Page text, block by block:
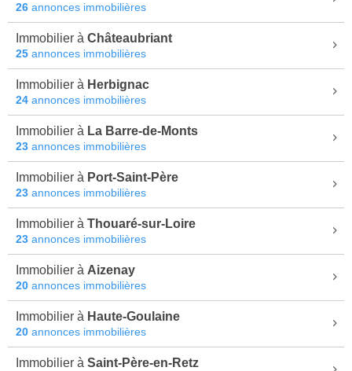
26 annonces immobilières
Immobilier à Châteaubriant
25 annonces immobilières
Immobilier à Herbignac
24 annonces immobilières
Immobilier à La Barre-de-Monts
23 annonces immobilières
Immobilier à Port-Saint-Père
23 annonces immobilières
Immobilier à Thouaré-sur-Loire
23 annonces immobilières
Immobilier à Aizenay
20 annonces immobilières
Immobilier à Haute-Goulaine
20 annonces immobilières
Immobilier à Saint-Père-en-Retz